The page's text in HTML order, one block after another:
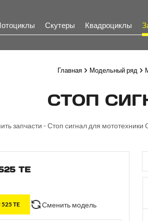
Скутеры Квадроциклы
Главная Модельный ряд
СТОП
запчасти - Стоп сигнал для
TE
525 TE Сменить модель